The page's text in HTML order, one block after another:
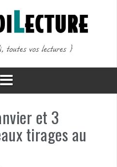
et 3
tirages au